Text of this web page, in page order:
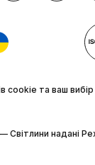
cookie та ваш вибір
надані